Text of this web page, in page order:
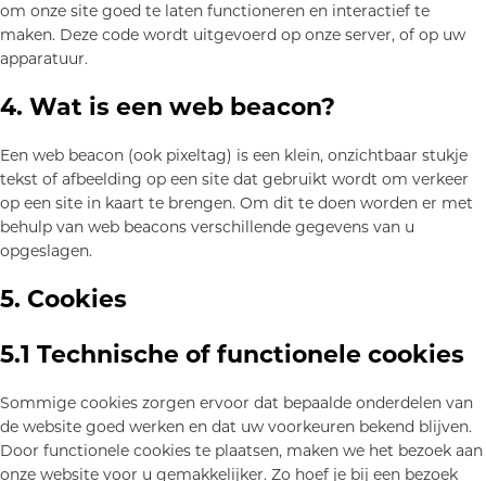
om onze site goed te laten functioneren en interactief te
maken. Deze code wordt uitgevoerd op onze server, of op uw
apparatuur.
4. Wat is een web beacon?
Een web beacon (ook pixeltag) is een klein, onzichtbaar stukje
tekst of afbeelding op een site dat gebruikt wordt om verkeer
op een site in kaart te brengen. Om dit te doen worden er met
behulp van web beacons verschillende gegevens van u
opgeslagen.
5. Cookies
5.1 Technische of functionele cookies
Sommige cookies zorgen ervoor dat bepaalde onderdelen van
de website goed werken en dat uw voorkeuren bekend blijven.
Door functionele cookies te plaatsen, maken we het bezoek aan
onze website voor u gemakkelijker. Zo hoef je bij een bezoek